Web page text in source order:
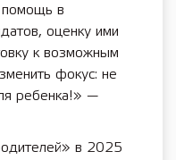
помощь в
оценку ими
к возможным
фокус: не
ребенка!» —
в 2025